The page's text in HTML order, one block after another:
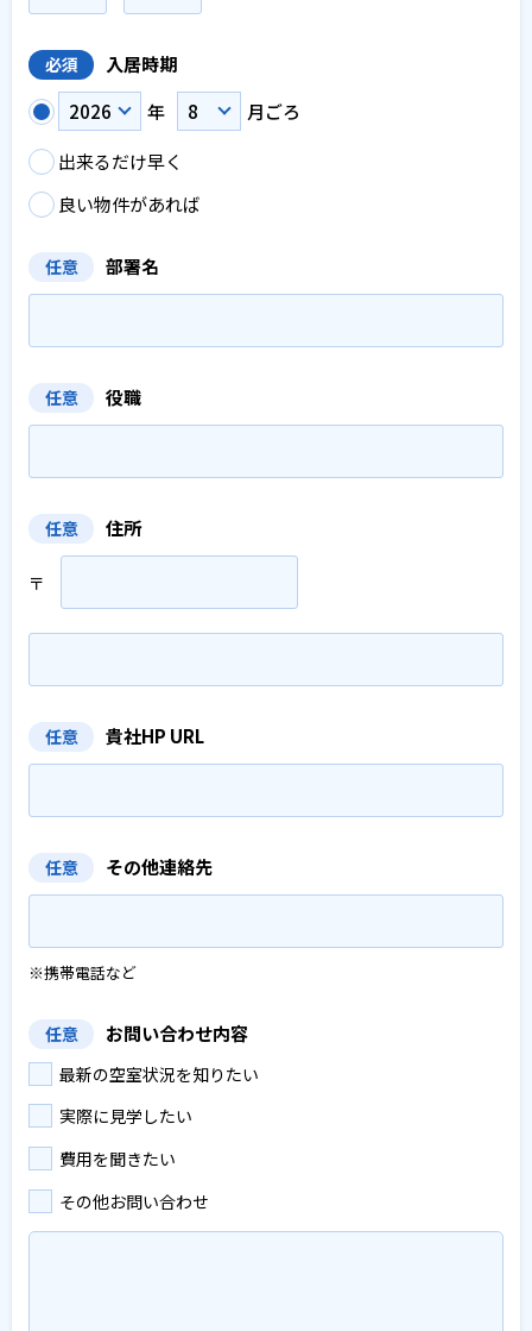
必須
入居時期
年
月ごろ
出来るだけ早く
良い物件があれば
任意 部署名
任意 役職
任意 住所
〒
任意 貴社HP URL
任意 その他連絡先
※携帯電話など
任意 お問い合わせ内容
最新の空室状況を知りたい
実際に見学したい
費用を聞きたい
その他お問い合わせ